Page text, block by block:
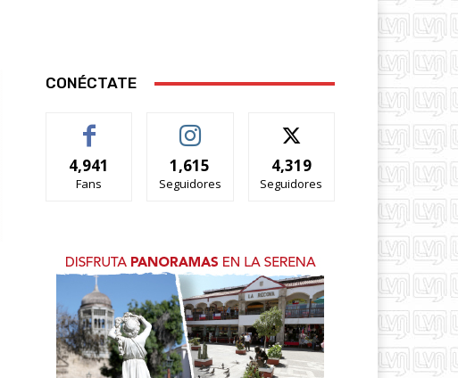
CONÉCTATE
4,941
Fans
1,615
Seguidores
4,319
Seguidores